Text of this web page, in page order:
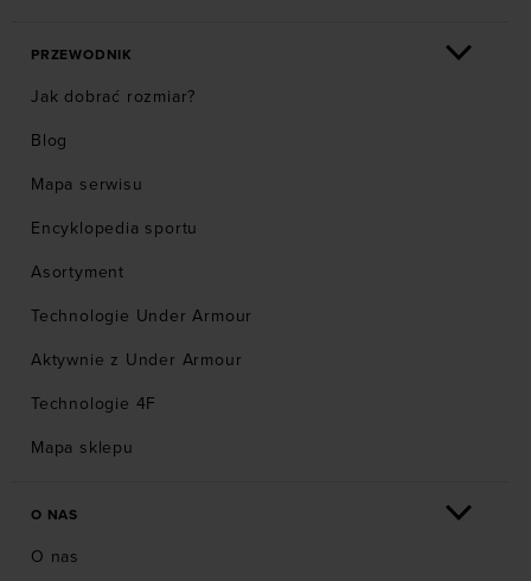
PRZEWODNIK
Jak dobrać rozmiar?
Blog
Mapa serwisu
Encyklopedia sportu
Asortyment
Technologie Under Armour
Aktywnie z Under Armour
Technologie 4F
Mapa sklepu
O NAS
O nas